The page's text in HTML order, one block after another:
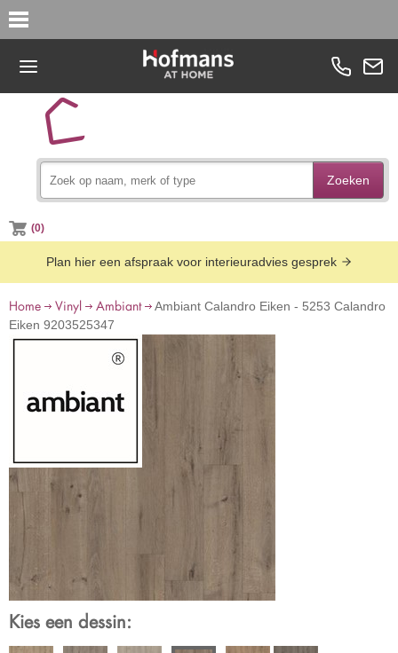
Zoeken
(0)
Plan hier een afspraak voor interieuradvies gesprek
Home Vinyl Ambiant
Ambiant Calandro Eiken - 5253 Calandro
Eiken 9203525347
Kies een dessin: